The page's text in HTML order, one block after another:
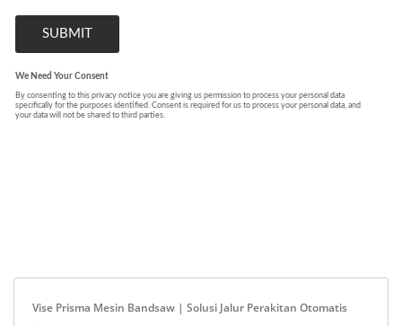
Vise Prisma Mesin Bandsaw | Solusi Jalur Perakitan Otomatis